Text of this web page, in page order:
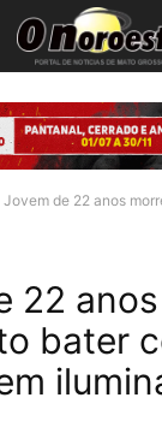
Jovem de 22 anos
22
bater